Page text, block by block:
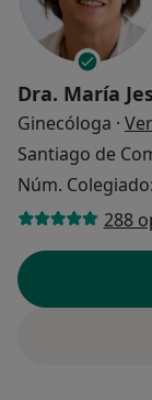
Dra. María
Ginecóloga ·
Santiago de
Núm.
288